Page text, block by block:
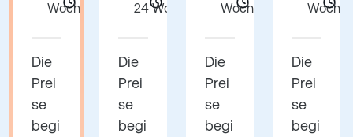
Woche
Die
Prei
se
begi
24 Wochen
Die
Prei
se
begi
Woche
Die
Prei
se
begi
Woche
Die
Prei
se
begi